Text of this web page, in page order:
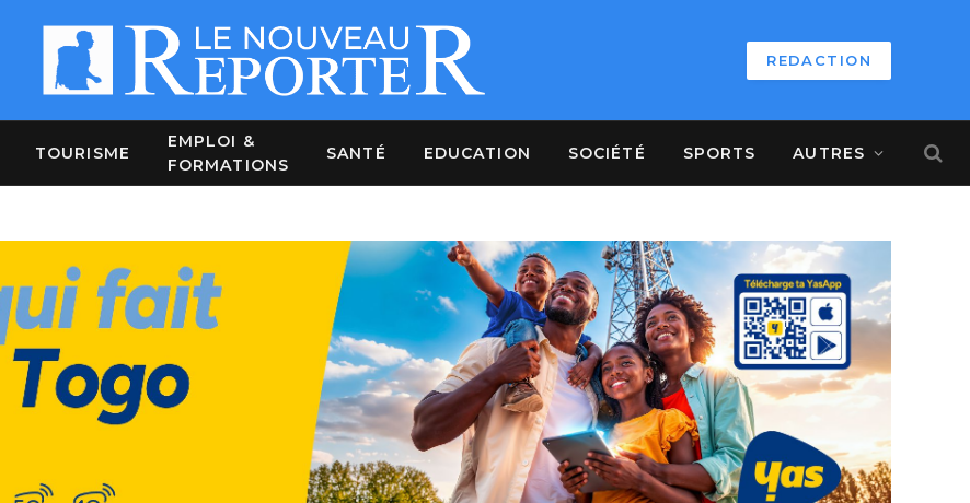
REDACTION
TOURISME
EMPLOI &
FORMATIONS
SANTÉ EDUCATION SOCIÉTÉ SPORTS AUTRES